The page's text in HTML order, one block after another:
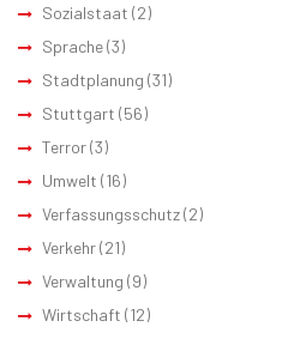
Sozialstaat (2)
Sprache(3)
Stadtplanung (31)
Stuttgart (56)
Terror(3)
Umwelt (16)
Verfassungsschutz(2)
Verkehr(21)
Verwaltung (9)
Wirtschaft (12)